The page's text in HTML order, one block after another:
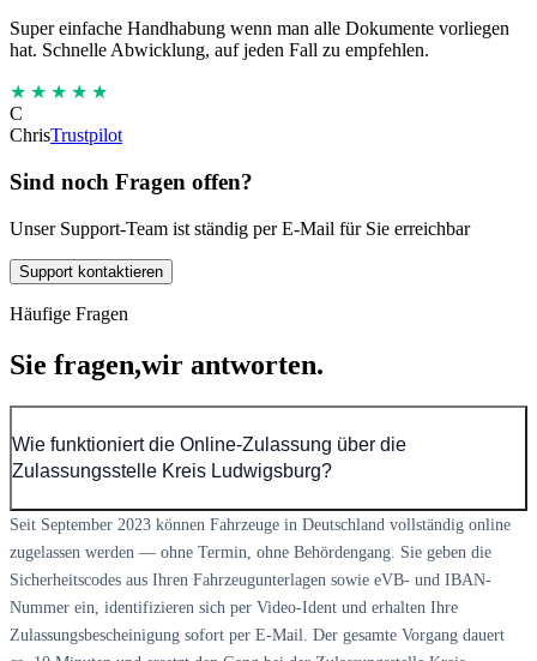
Super einfache Handhabung wenn man alle Dokumente vorliegen
hat. Schnelle Abwicklung, auf jeden Fall zu empfehlen.
★★★★★
C
ChrisTrustpilot
Sind noch Fragen offen?
Unser Support-Team ist ständig per E-Mail für Sie erreichbar
Support kontaktieren
Häufige Fragen
Sie fragen,wir antworten.
Wie funktioniert die Online-Zulassung über die
Zulassungsstelle Kreis Ludwigsburg?
Seit September 2023 können Fahrzeuge in Deutschland vollständig online
zugelassen werden — ohne Termin, ohne Behördengang. Sie geben die
Sicherheitscodes aus Ihren Fahrzeugunterlagen sowie eVB- und IBAN-
Nummer ein, identifizieren sich per Video-Ident und erhalten Ihre
Zulassungsbescheinigung sofort per E-Mail. Der gesamte Vorgang dauert